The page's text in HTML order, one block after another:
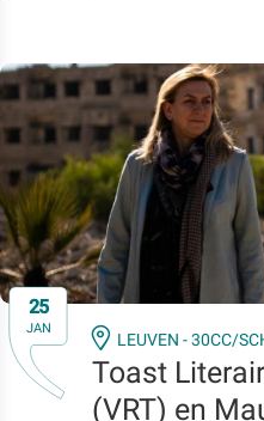
25
JAN
LEUVEN - 30CC/
Toast
(VRT) en